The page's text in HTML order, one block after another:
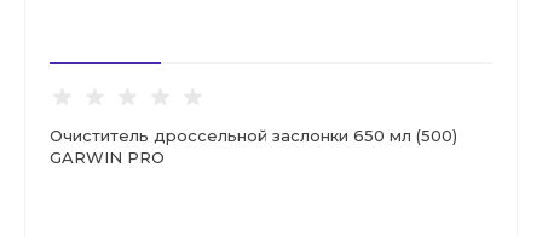
Очиститель дроссельной заслонки 650 мл (500)
GARWIN PRO